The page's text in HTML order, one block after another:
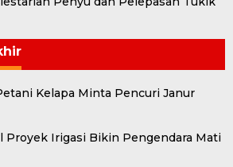
Kelapa Minta Pencuri Janur
Proyek Irigasi Bikin Pengendara Mati